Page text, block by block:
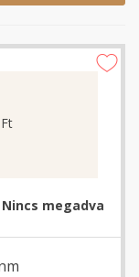
Ft
Nincs megadva